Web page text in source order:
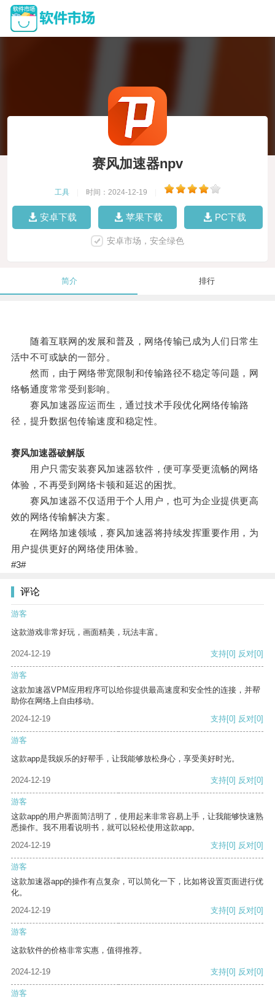
赛风加速器npv
工具 时间：2024-12-19
安卓下载 苹果下载 PC下载
安卓市场，安全绿色
简介 排行
随着互联网的发展和普及，网络传输已成为人们日常生
活中不可或缺的一部分。
然而，由于网络带宽限制和传输路径不稳定等问题，网
络畅通度常常受到影响。
赛风加速器应运而生，通过技术手段优化网络传输路
径，提升数据包传输速度和稳定性。
赛风加速器破解版
用户只需安装赛风加速器软件，便可享受更流畅的网络
体验，不再受到网络卡顿和延迟的困扰。
赛风加速器不仅适用于个人用户，也可为企业提供更高
效的网络传输解决方案。
在网络加速领域，赛风加速器将持续发挥重要作用，为
用户提供更好的网络使用体验。
#3#
评论
游客
这款游戏非常好玩，画面精美，玩法丰富。
2024-12-19 支持[0] 反对[0]
游客
这款加速器VPM应用程序可以给你提供最高速度和安全性的连接，并帮
助你在网络上自由移动。
2024-12-19
支持[0] 反对[0]
游客
这款app是我娱乐的好帮手，让我能够放松身心，享受美好时光。
2024-12-19 支持[0] 反对[0]
游客
这款app的用户界面简洁明了，使用起来非常容易上手，让我能够快速熟
悉操作。我不用看说明书，就可以轻松使用这款app。
2024-12-19
支持[0] 反对[0]
游客
这款加速器app的操作有点复杂，可以简化一下，比如将设置页面进行优
化。
2024-12-19
支持[0] 反对[0]
游客
这款软件的价格非常实惠，值得推荐。
2024-12-19 支持[0] 反对[0]
游客